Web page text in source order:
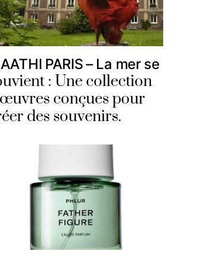
PARIS – La mer se
: Une collection
conçues pour
des souvenirs.